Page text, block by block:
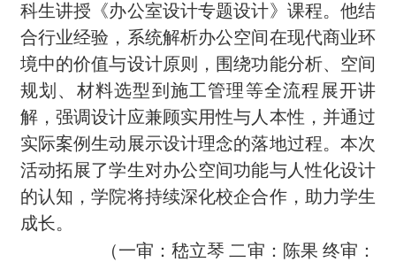
科生讲授《办公室设计专题设计》课程。他结
合行业经验，系统解析办公空间在现代商业环
境中的价值与设计原则，围绕功能分析、空间
规划、材料选型到施工管理等全流程展开讲
解，强调设计应兼顾实用性与人本性，并通过
实际案例生动展示设计理念的落地过程。本次
活动拓展了学生对办公空间功能与人性化设计
的认知，学院将持续深化校企合作，助力学生
成长。
（一审：嵇立琴 二审：陈果 终审：